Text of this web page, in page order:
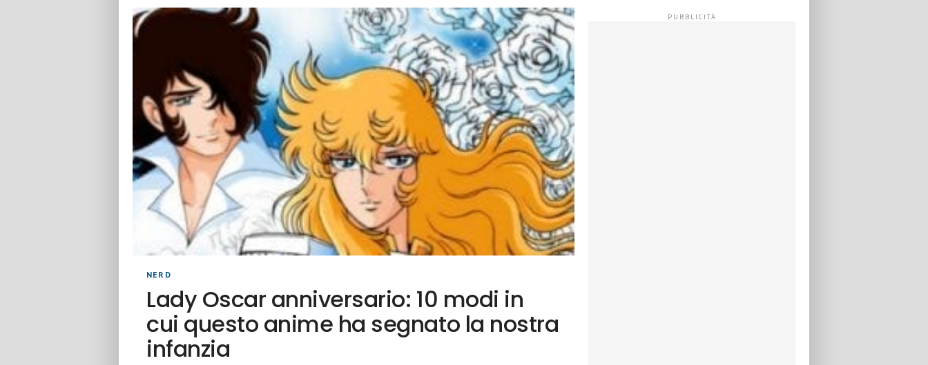
NERD
Lady Oscar anniversario: 10 modi in
cui questo anime ha segnato la nostra
infanzia